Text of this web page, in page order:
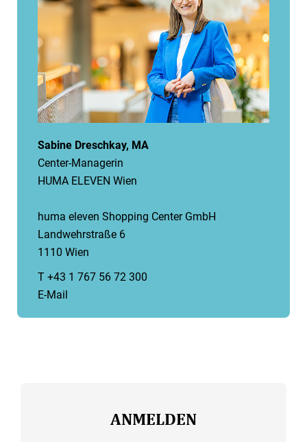
Sabine Dreschkay, MA
Center-Managerin
HUMA ELEVEN Wien
huma eleven Shopping Center GmbH
Landwehrstraße 6
1110 Wien
T +43 1 767 56 72 300
E-Mail
ANMELDEN